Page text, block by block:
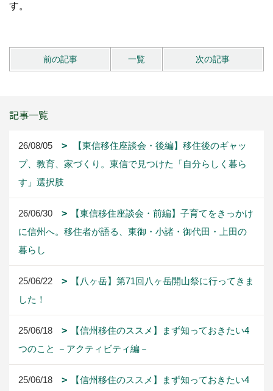
前の記事 一覧 次の記事
記事一覧
26/08/05
【東信移住座談会・後編】移住後のギャッ
プ、教育、家づくり。東信で見つけた「自分らしく暮ら
す」選択肢
26/06/30
【東信移住座談会・前編】子育てをきっかけ
に信州へ。移住者が語る、東御・小諸・御代田・上田の
暮らし
25/06/22
【八ヶ岳】第71回八ヶ岳開山祭に行ってきま
した！
25/06/18
【信州移住のススメ】まず知っておきたい4
つのこと －アクティビティ編－
25/06/18 【信州移住のススメ】まず知っておきたい4